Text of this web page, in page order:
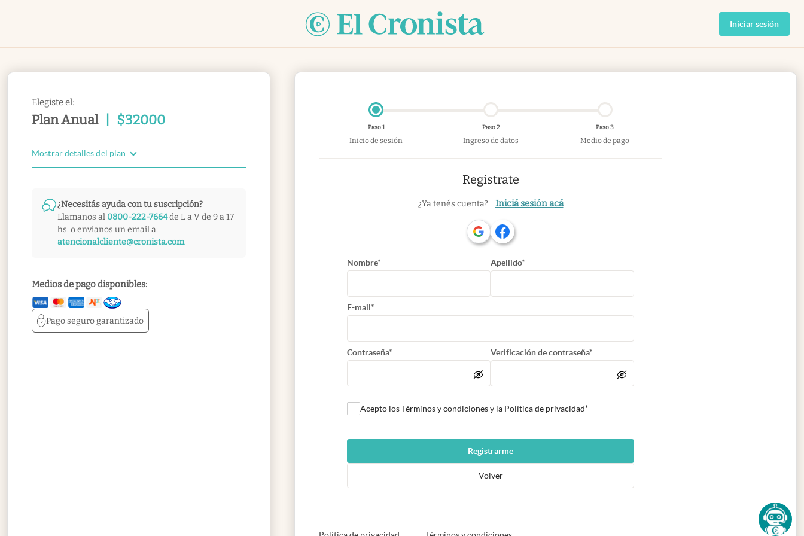
Iniciar sesión
Elegiste el:
Plan Anual $32000
Mostrar detalles del plan
¿Necesitás ayuda con tu suscripción?
Llamanos al 0800-222-7664de L a V de 9 a 17
hs. o envianos un email a:
atencionalcliente@cronista.com
Medios de pago disponibles:
Pago segurogarantizado
Paso 1
Inicio de sesión
Paso 2
Ingreso de datos
Paso 3
Medio de pago
Registrate
¿Ya tenés cuenta? Iniciá sesión acá
Nombre* Apellido*
E-mail*
Contraseña* Verificación de contraseña*
Acepto los Términos y condiciones y la Política de privacidad*
Registrarme
Volver